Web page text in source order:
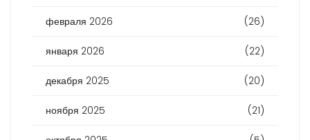
февраля 2026 (26)
января 2026 (22)
декабря 2025 (20)
ноября 2025 (21)